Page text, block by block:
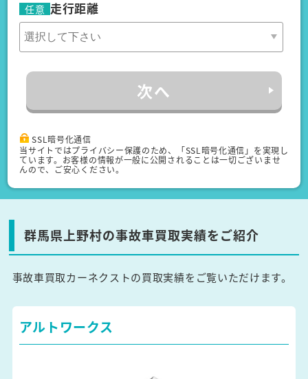
任意 走行距離
次へ
SSL暗号化通信
当サイトではプライバシー保護のため、「SSL暗号化通信」を実現し
ています。お客様の情報が一般に公開されることは一切ございませ
んので、ご安心ください。
群馬県上野村の事故車買取実績をご紹介
事故車買取カーネクストの買取実績をご覧いただけます。
アルトワークス